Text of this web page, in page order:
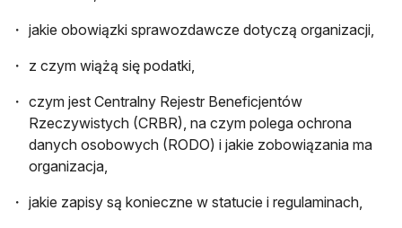
jakie obowiązki sprawozdawcze dotyczą organizacji,
z czym wiążą się podatki,
czym jest Centralny Rejestr Beneficjentów
Rzeczywistych (CRBR), na czym polega ochrona
danych osobowych (RODO) i jakie zobowiązania ma
organizacja,
jakie zapisy są konieczne w statucie i regulaminach,